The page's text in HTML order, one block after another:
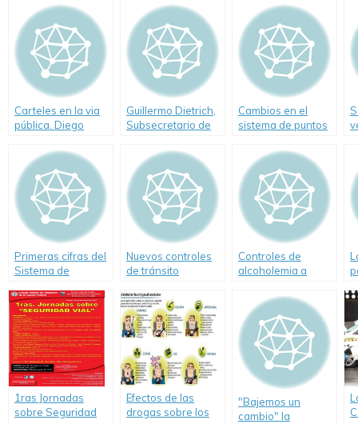
Carteles en la via
pública. Diego
Guillermo Dietrich,
Subsecretario de
Gobierno de la
Ciudad habla sobre
Seguridad Vial
Cambios en el
sistema de puntos
conducir
Primeras cifras del
Sistema de
Permanente de
Conductores
Nuevos controles
de tránsito
Controles de
alcoholemia a
1ras Jornadas
sobre Seguridad
Efectos de las
drogas sobre los
"Bajemos un
cambio" la